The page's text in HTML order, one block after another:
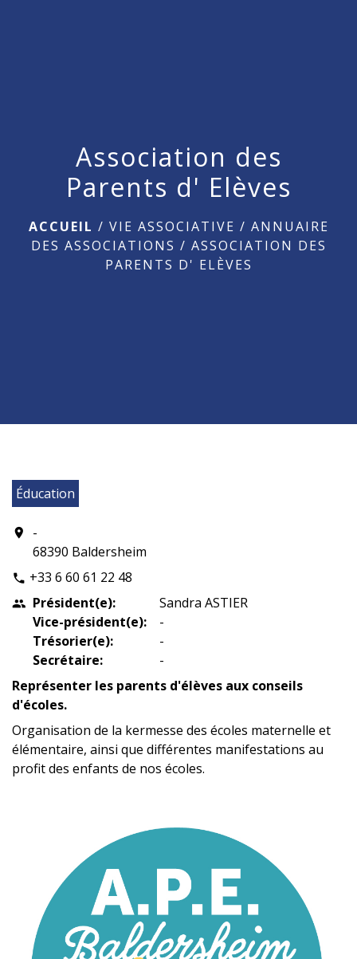
Association des
Parents d' Elèves
ACCUEIL / VIE ASSOCIATIVE / ANNUAIRE
DES ASSOCIATIONS / ASSOCIATION DES
PARENTS D' ELÈVES
Éducation
location_on
-
68390 Baldersheim
phone +33 6 60 61 22 48
people Président(e):
Vice-président(e):
Trésorier(e):
Secrétaire:
Sandra ASTIER
-
-
-
Représenter les parents d'élèves aux conseils
d'écoles.
Organisation de la kermesse des écoles maternelle et
élémentaire, ainsi que différentes manifestations au
profit des enfants de nos écoles.